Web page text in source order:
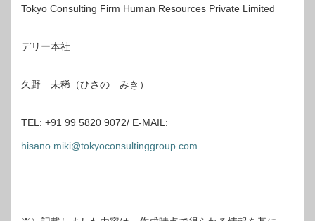
Tokyo Consulting Firm Human Resources Private Limited
デリー本社
久野 未稀（ひさの みき）
TEL: +91 99 5820 9072/ E-MAIL:
hisano.miki@tokyoconsultinggroup.com